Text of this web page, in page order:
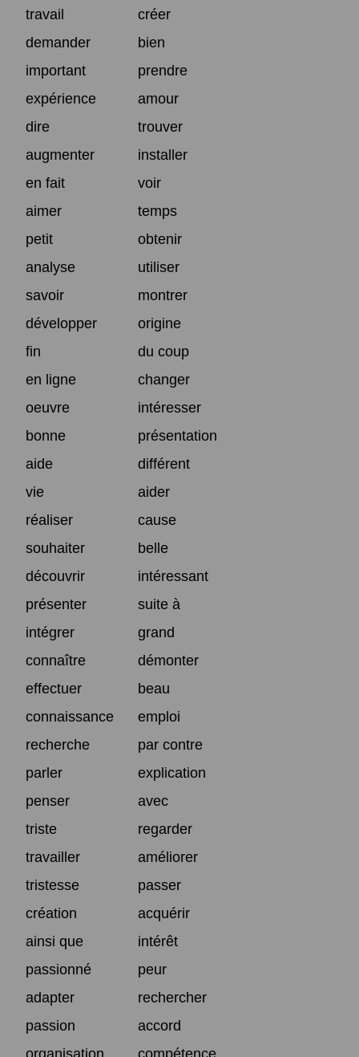
travail
créer
demander
bien
important
prendre
expérience
amour
dire
trouver
augmenter
installer
en fait
voir
aimer
temps
petit
obtenir
analyse
utiliser
savoir
montrer
développer
origine
fin
du coup
en ligne
changer
oeuvre
intéresser
bonne
présentation
aide
différent
vie
aider
réaliser
cause
souhaiter
belle
découvrir
intéressant
présenter
suite à
intégrer
grand
connaître
démonter
effectuer
beau
connaissance
emploi
recherche
par contre
parler
explication
penser
avec
triste
regarder
travailler
améliorer
tristesse
passer
création
acquérir
ainsi que
intérêt
passionné
peur
adapter
rechercher
passion
accord
organisation
compétence